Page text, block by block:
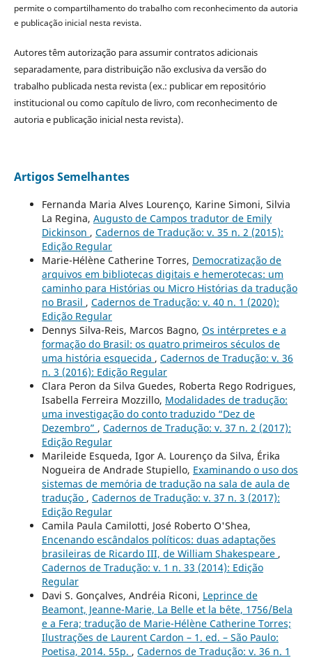
permite o compartilhamento do trabalho com reconhecimento da autoria
e publicação inicial nesta revista.
Autores têm autorização para assumir contratos adicionais
separadamente, para distribuição não exclusiva da versão do
trabalho publicada nesta revista (ex.: publicar em repositório
institucional ou como capítulo de livro, com reconhecimento de
autoria e publicação inicial nesta revista).
Artigos Semelhantes
Fernanda Maria Alves Lourenço, Karine Simoni, Silvia
La Regina, Augusto de Campos tradutor de Emily
Dickinson , Cadernos de Tradução: v. 35 n. 2 (2015):
Edição Regular
Marie-Hélène Catherine Torres, Democratização de
arquivos em bibliotecas digitais e hemerotecas: um
caminho para Histórias ou Micro Histórias da tradução
no Brasil , Cadernos de Tradução: v. 40 n. 1 (2020):
Edição Regular
Dennys Silva-Reis, Marcos Bagno, Os intérpretes e a
formação do Brasil: os quatro primeiros séculos de
uma história esquecida , Cadernos de Tradução: v. 36
n. 3 (2016): Edição Regular
Clara Peron da Silva Guedes, Roberta Rego Rodrigues,
Isabella Ferreira Mozzillo, Modalidades de tradução:
uma investigação do conto traduzido “Dez de
Dezembro” , Cadernos de Tradução: v. 37 n. 2 (2017):
Edição Regular
Marileide Esqueda, Igor A. Lourenço da Silva, Érika
Nogueira de Andrade Stupiello, Examinando o uso dos
sistemas de memória de tradução na sala de aula de
tradução , Cadernos de Tradução: v. 37 n. 3 (2017):
Edição Regular
Camila Paula Camilotti, José Roberto O'Shea,
Encenando escândalos políticos: duas adaptações
brasileiras de Ricardo III, de William Shakespeare ,
Cadernos de Tradução: v. 1 n. 33 (2014): Edição
Regular
Davi S. Gonçalves, Andréia Riconi, Leprince de
Beamont, Jeanne-Marie, La Belle et la bête, 1756/Bela
e a Fera; tradução de Marie-Hélène Catherine Torres;
Ilustrações de Laurent Cardon – 1. ed. – São Paulo:
Poetisa, 2014. 55p. , Cadernos de Tradução: v. 36 n. 1